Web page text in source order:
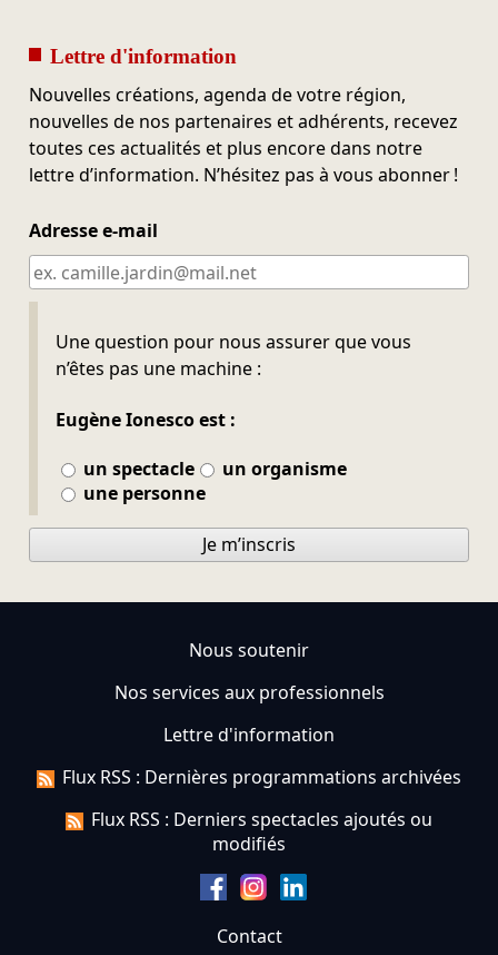
Lettre d'information
Nouvelles créations, agenda de votre région,
nouvelles de nos partenaires et adhérents, recevez
toutes ces actualités et plus encore dans notre
lettre d’information. N’hésitez pas à vous abonner !
Adresse e-mail
Une question pour nous assurer que vous
n’êtes pas une machine :
Eugène Ionesco est :
un spectacle
un organisme
une personne
Ne pas remplir
Je m’inscris
Nous soutenir
Nos services aux professionnels
Lettre d'information
Flux RSS : Dernières programmations archivées
Flux RSS : Derniers spectacles ajoutés ou
modifiés
Contact